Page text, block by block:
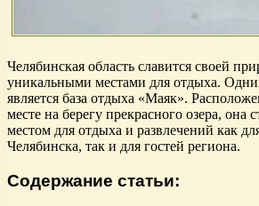
Челябинская область славится своей
уникальными местами для отдыха.
является база отдыха «Маяк».
месте на берегу прекрасного озера, она
местом для отдыха и развлечений как
Челябинска, так и для гостей региона.
Содержание статьи: